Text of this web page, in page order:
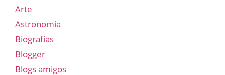
Arte
Astronomía
Biografías
Blogger
Blogs amigos